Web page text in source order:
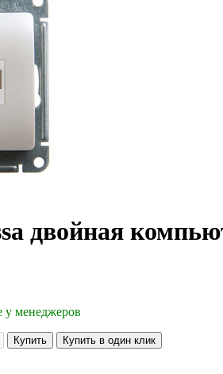
двойная
у менеджеров